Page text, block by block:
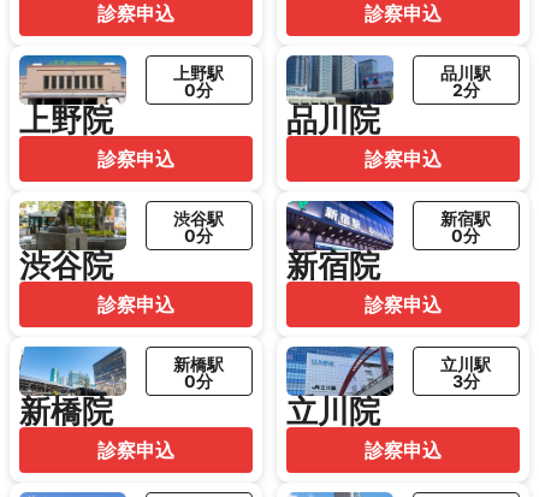
診察申込 診察申込
上野院
上野駅
0分
診察申込
品川院
品川駅
2分
診察申込
渋谷院
渋谷駅
0分
診察申込
新宿院
新宿駅
0分
診察申込
新橋院
新橋駅
0分
診察申込
立川院
立川駅
3分
診察申込